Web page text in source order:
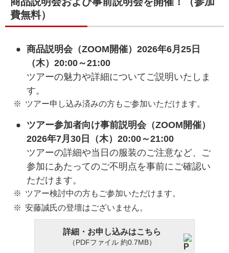
費無料）
商品説明会（ZOOM開催）2026年6月25日
（木）20:00～21:00
ツアーの魅力や詳細についてご説明いたしま
す。
ツアー申し込み済みの方もご参加いただけます。
ツアー参加者向け事前説明会（ZOOM開催）
2026年7月30日（木）20:00～21:00
ツアーの詳細や当日の服装のご注意など、ご
参加にあたってのご不明点を事前にご確認い
ただけます。
ツアー検討中の方もご参加いただけます。
安藤誠氏の登壇はございません。
詳細・お申し込みはこちら
（PDFファイル 約0.7MB）